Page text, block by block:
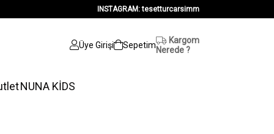
INSTAGRAM: tesetturcarsimm
Üye Girişi Sepetim
Kargom
Nerede ?
NUNA KİDS